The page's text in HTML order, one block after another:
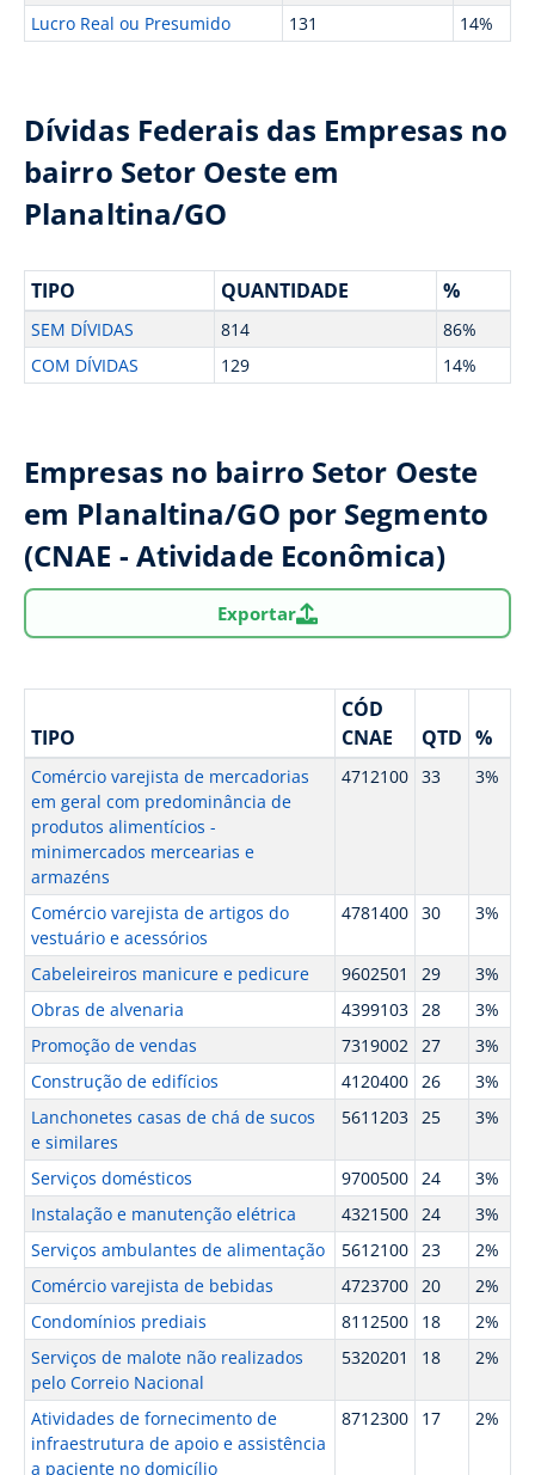
Lucro Real ou Presumido
131 14%
Dívidas Federais das Empresas no
bairro Setor Oeste em
Planaltina/GO
TIPO QUANTIDADE %
SEM DÍVIDAS 814
86%
COM DÍVIDAS
129 14%
Empresas no bairro Setor Oeste
em Planaltina/GO por Segmento
(CNAE - Atividade Econômica)
Exportar
TIPO
CÓD
CNAE
QTD %
Comércio varejista de mercadorias
em geral com predominância de
produtos alimentícios -
minimercados mercearias e
armazéns
4712100 33 3%
Comércio varejista de artigos do
vestuário e acessórios
4781400 30 3%
Cabeleireiros manicure e pedicure 9602501 29
3%
Obras de alvenaria
4399103 28
3%
Promoção de vendas
7319002 27
3%
Construção de edifícios
4120400 26
3%
Lanchonetes casas de chá de sucos
e similares
5611203 25 3%
Serviços domésticos 9700500 24
3%
Instalação e manutenção elétrica
4321500 24
3%
Serviços ambulantes de alimentação
5612100 23
2%
Comércio varejista de bebidas
4723700 20
2%
Condomínios prediais
8112500 18
2%
Serviços de malote não realizados
pelo Correio Nacional
5320201 18 2%
Atividades de fornecimento de
infraestrutura de apoio e assistência
a paciente no domicílio
8712300 17 2%